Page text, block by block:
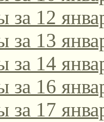
поэтов
за 12
за 13
за 14
за 16
за 17